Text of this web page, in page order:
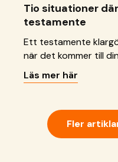
Tio situationer
testamente
Ett testamente
när det kommer till
död. Din
tillfället för din död.
Läs mer här
Fler